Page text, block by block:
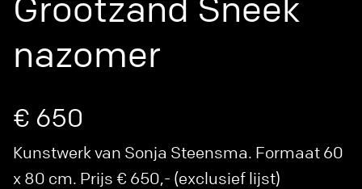
nazomer
€ 650
Kunstwerk van Sonja Steensma. Formaat 60
x 80 cm. Prijs € 650,- (exclusief lijst)